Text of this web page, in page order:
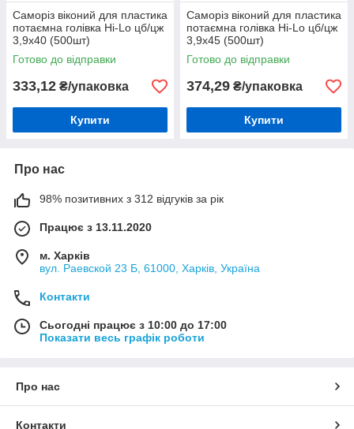
Саморіз віконий для пластика
потаємна голівка Hi-Lo цб/цж
3,9х40 (500шт)
Готово до відправки
333,12 ₴/упаковка
Купити
Саморіз віконий для пластика
потаємна голівка Hi-Lo цб/цж
3,9х45 (500шт)
Готово до відправки
374,29 ₴/упаковка
Купити
Про нас
98% позитивних з 312 відгуків за рік
Працює з 13.11.2020
м. Харків
вул. Раевской 23 Б, 61000, Харків, Україна
Контакти
Сьогодні працює з 10:00 до 17:00
Показати весь графік роботи
Про нас
Контакти